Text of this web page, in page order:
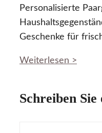
Personalisierte
Geschenke für
Weiterlesen >
Schreiben